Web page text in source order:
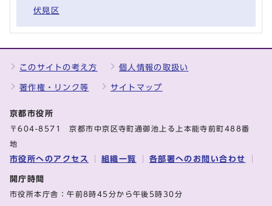
伏見区
このサイトの考え方 個人情報の取扱い
著作権・リンク等 サイトマップ
京都市役所
〒604-8571 京都市中京区寺町通御池上る上本能寺前町488番
地
市役所へのアクセス 組織一覧 各部署へのお問い合わせ
開庁時間
市役所本庁舎：午前8時45分から午後5時30分